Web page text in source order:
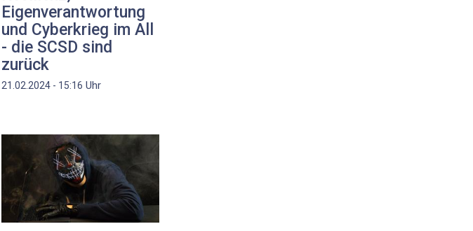
Eigenverantwortung
und Cyberkrieg im All
- die SCSD sind
zurück
21.02.2024 - 15:16 Uhr